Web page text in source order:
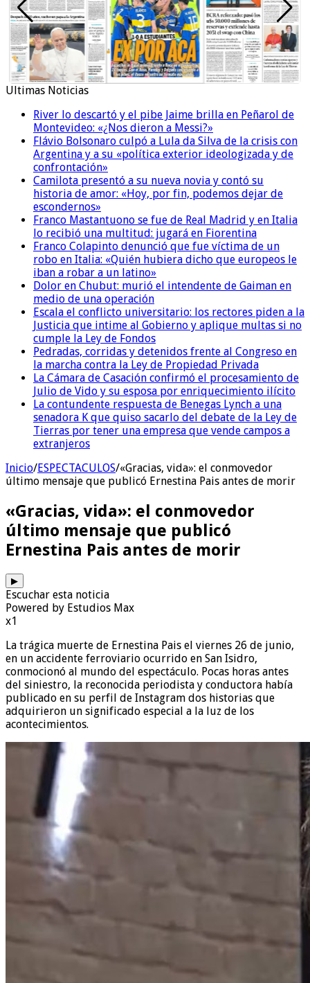
Ultimas Noticias
River lo descartó y el pibe Jaime brilla en Peñarol de
Montevideo: «¿Nos dieron a Messi?»
Flávio Bolsonaro culpó a Lula da Silva de la crisis con
Argentina y a su «política exterior ideologizada y de
confrontación»
Camilota presentó a su nueva novia y contó su
historia de amor: «Hoy, por fin, podemos dejar de
escondernos»
Franco Mastantuono se fue de Real Madrid y en Italia
lo recibió una multitud: jugará en Fiorentina
Franco Colapinto denunció que fue víctima de un
robo en Italia: «Quién hubiera dicho que europeos le
iban a robar a un latino»
Dolor en Chubut: murió el intendente de Gaiman en
medio de una operación
Escala el conflicto universitario: los rectores piden a la
Justicia que intime al Gobierno y aplique multas si no
cumple la Ley de Fondos
Pedradas, corridas y detenidos frente al Congreso en
la marcha contra la Ley de Propiedad Privada
La Cámara de Casación confirmó el procesamiento de
Julio de Vido y su esposa por enriquecimiento ilícito
La contundente respuesta de Benegas Lynch a una
senadora K que quiso sacarlo del debate de la Ley de
Tierras por tener una empresa que vende campos a
extranjeros
Inicio/ESPECTACULOS/«Gracias, vida»: el conmovedor
último mensaje que publicó Ernestina Pais antes de morir
«Gracias, vida»: el conmovedor
último mensaje que publicó
Ernestina Pais antes de morir
▶
Escuchar esta noticia
Powered by Estudios Max
x1
La trágica muerte de Ernestina Pais el viernes 26 de junio,
en un accidente ferroviario ocurrido en San Isidro,
conmocionó al mundo del espectáculo. Pocas horas antes
del siniestro, la reconocida periodista y conductora había
publicado en su perfil de Instagram dos historias que
adquirieron un significado especial a la luz de los
acontecimientos.